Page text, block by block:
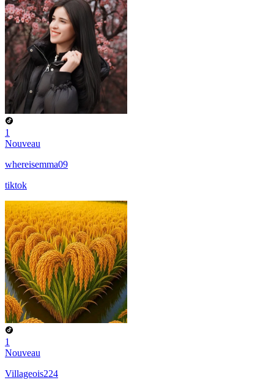
1
Nouveau
whereisemma09
tiktok
1
Nouveau
Villageois224